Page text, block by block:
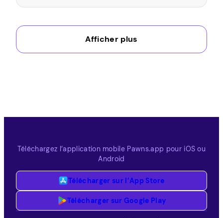
avec mon téléphone au Costa Rica ?
Afficher plus
Téléchargez l’application mobile Pawns.app pour iOS ou
Android
Télécharger sur l’App Store
Télécharger sur Google Play